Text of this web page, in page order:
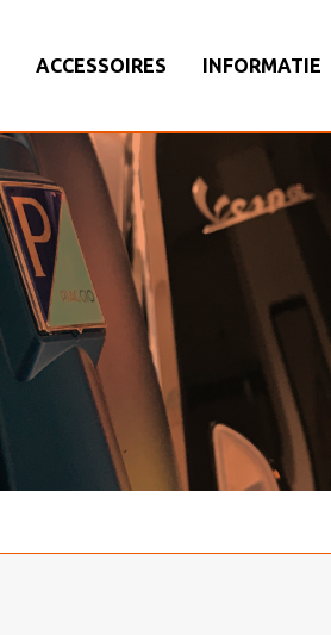
ACCESSOIRES INFORMATIE